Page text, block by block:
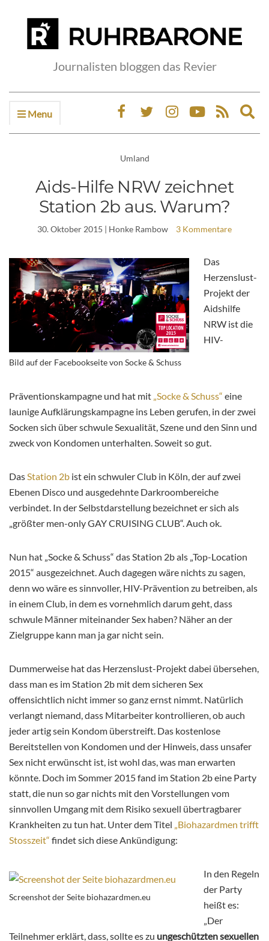
Journalisten bloggen das Revier
Menu
Umland
Aids-Hilfe NRW zeichnet
Station 2b aus. Warum?
30. Oktober 2015 | Honke Rambow 3 Kommentare
Bild auf der Facebookseite von Socke & Schuss
Das
Herzenslust-
Projekt der
Aidshilfe
NRW ist die
HIV-
Präventionskampagne und hat mit „Socke & Schuss“ eine
launige Aufklärungskampagne ins Leben gerufen, in der zwei
Socken sich über schwule Sexualität, Szene und den Sinn und
zweck von Kondomen unterhalten. Soweit so gut.
DasStation 2b ist ein schwuler Club in Köln, der auf zwei
Ebenen Disco und ausgedehnte Darkroombereiche
verbindet. In der Selbstdarstellung bezeichnet er sich als
„größter men-only GAY CRUISING CLUB“. Auch ok.
Nun hat „Socke & Schuss“ das Station 2b als „Top-Location
2015“ ausgezeichnet. Auch dagegen wäre nichts zu sagen,
denn wo wäre es sinnvoller, HIV-Prävention zu betreiben, als
in einem Club, in dem es vornehmlich darum geht, dass
schwule Männer miteinander Sex haben? Näher an der
Zielgruppe kann man ja gar nicht sein.
Dummerweise hat das Herzenslust-Projekt dabei übersehen,
dass man es im Station 2b mit dem sicheren Sex
offensichtlich nicht immer so ganz ernst nimmt. Natürlich
verlangt niemand, dass Mitarbeiter kontrollieren, ob auch
jeder artig sein Kondom überstreift. Das kostenlose
Bereitstellen von Kondomen und der Hinweis, dass unsafer
Sex nicht erwünscht ist, ist wohl das, was man erwarten
könnte. Doch im Sommer 2015 fand im Station 2b eine Party
statt, die nun so gar nichts mit den Vorstellungen vom
sinnvollen Umgang mit dem Risiko sexuell übertragbarer
Krankheiten zu tun hat. Unter dem Titel „Biohazardmen trifft
Stosszeit“ findet sich diese Ankündigung:
Screenshot der Seite biohazardmen.eu
In den Regeln
der Party
heißt es:
„Der
Teilnehmer erklärt, dass, sollte es zu ungeschützten sexuellen